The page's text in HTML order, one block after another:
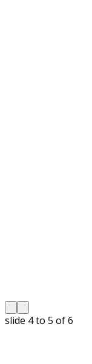
slide 5 to 6 of 6